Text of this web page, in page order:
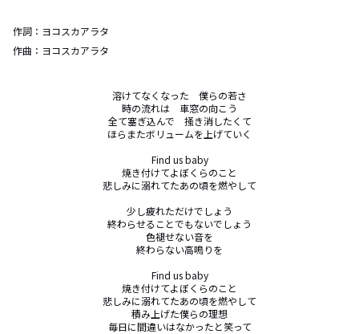
作詞： ヨコスカアラタ
作曲： ヨコスカアラタ
溶けてなくなった　僕らの若さ
時の流れは　車窓の向こう
全て塞ぎ込んで　掻き消したくて
ほらまたボリュームを上げていく
Find us baby
焼き付けてよぼくらのこと
悲しみに溺れてたあの頃を燃やして
少し疲れただけでしょう
終わらせることでもないでしょう
色褪せない音を
終わらない高鳴りを
Find us baby
焼き付けてよぼくらのこと
悲しみに溺れてたあの頃を燃やして
積み上げた僕らの理想
毎日に間違いはなかったと笑って